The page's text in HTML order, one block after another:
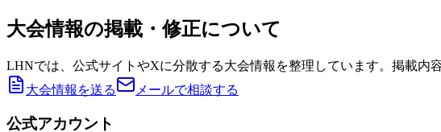
大会情報の掲載・修正について
LHNでは、公式サイトやXに分散する大会情報を整理しています。掲載内
大会情報を送る
メールで相談する
公式アカウント